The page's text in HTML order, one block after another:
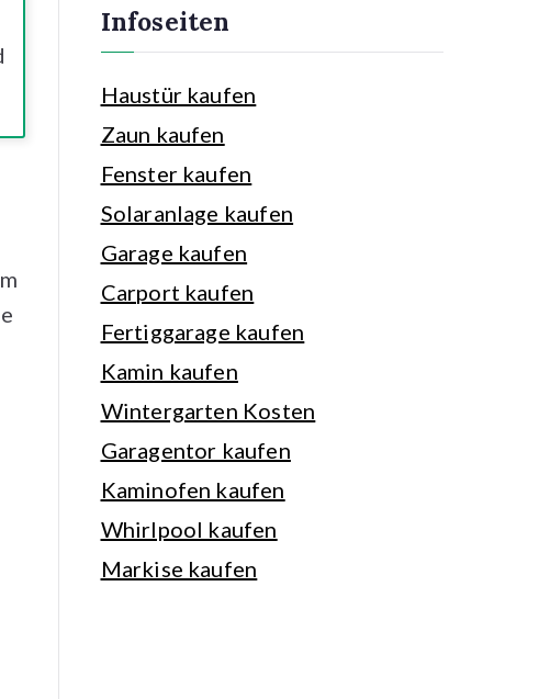
Infoseiten
Haustür kaufen
Zaun kaufen
Fenster kaufen
Solaranlage kaufen
Garage kaufen
Carport kaufen
Fertiggarage kaufen
Kamin kaufen
Wintergarten Kosten
Garagentor kaufen
Kaminofen kaufen
Whirlpool kaufen
Markise kaufen